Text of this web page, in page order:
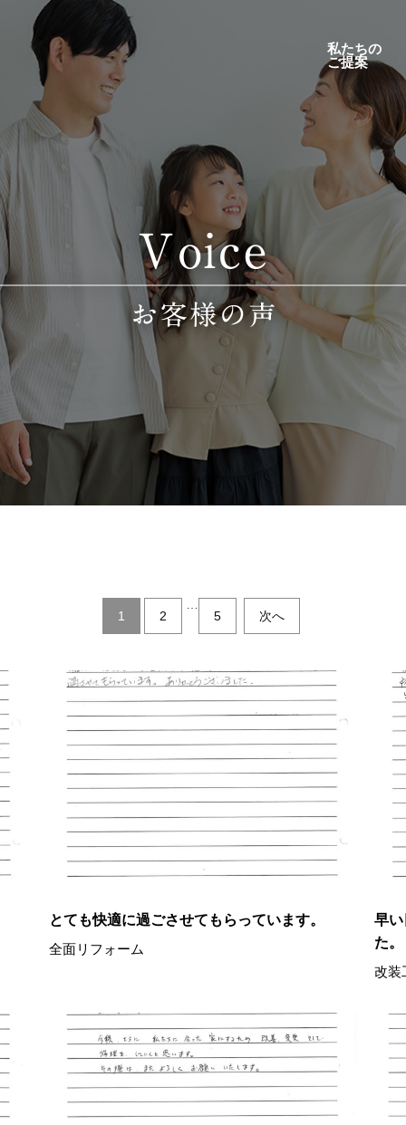
私たちの
ご提案
1 2
5
次へ
とても快適に過ごさせてもらっています。
全面リフォーム
早
た。
改装